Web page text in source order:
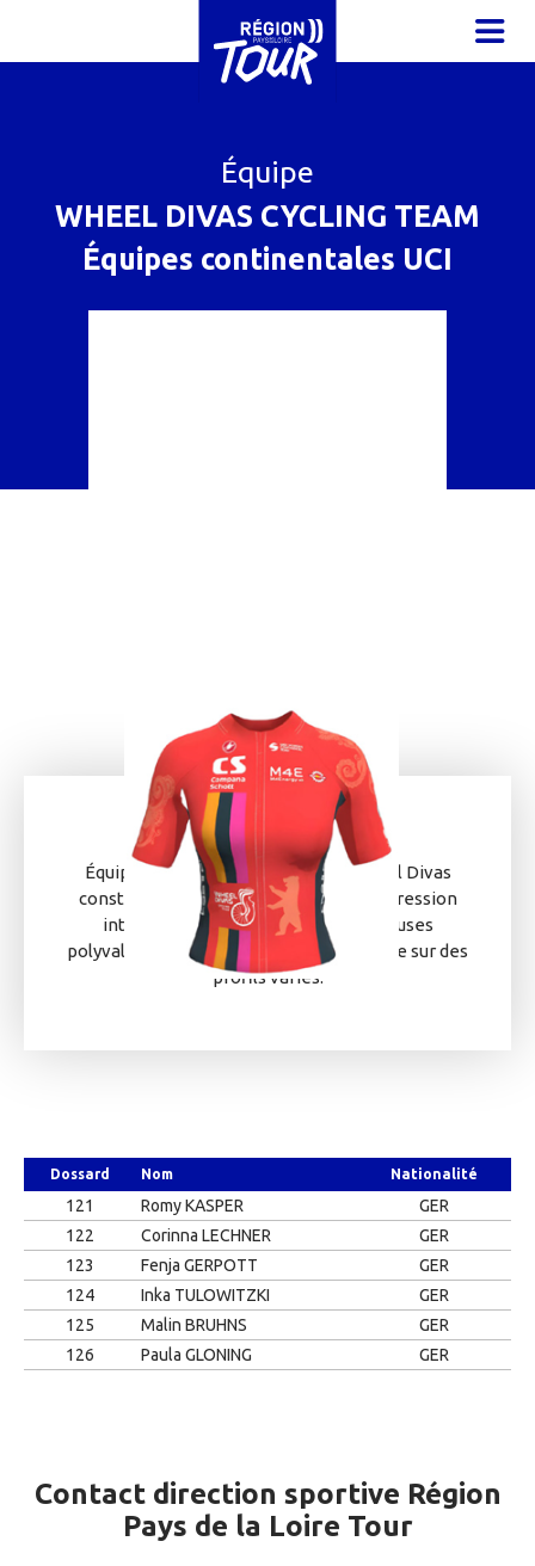
Équipe
WHEEL DIVAS CYCLING TEAM
Équipes continentales UCI
Équipe allemande continentale, Wheel Divas
construit un projet orienté vers la progression
internationale. Elle aligne des coureuses
polyvalentes, capables d’animer la course sur des
profils variés.
Dossard Nom Nationalité
121 Romy KASPER
GER
122
Corinna LECHNER
GER
123
Fenja GERPOTT
GER
124
Inka TULOWITZKI
GER
125
Malin BRUHNS
GER
126
Paula GLONING GER
Contact direction sportive Région
Pays de la Loire Tour